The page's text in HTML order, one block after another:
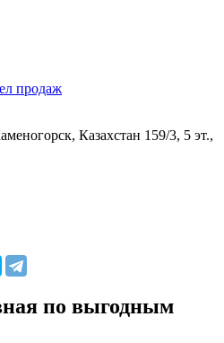
продаж
Казахстан 159/3, 5 эт.,
по выгодным